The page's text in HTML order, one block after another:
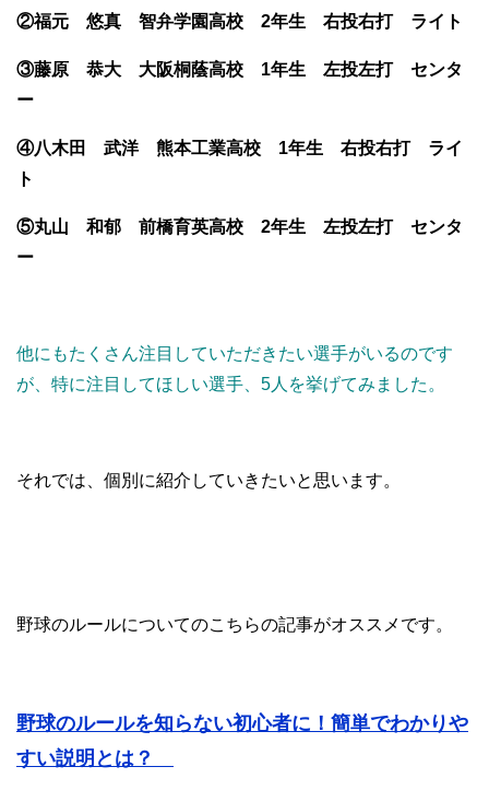
②福元 悠真 智弁学園高校 2年生 右投右打 ライト
③藤原 恭大 大阪桐蔭高校 1年生 左投左打 センタ
ー
④八木田 武洋 熊本工業高校 1年生 右投右打 ライ
ト
⑤丸山 和郁 前橋育英高校 2年生 左投左打 センタ
ー
他にもたくさん注目していただきたい選手がいるのです
が、 特に注目してほしい選手、5人を挙げてみました。
それでは、個別に紹介していきたいと思います。
野球のルールについてのこちらの記事がオススメです。
野球のルールを知らない初心者に！簡単でわかりや
すい説明とは？